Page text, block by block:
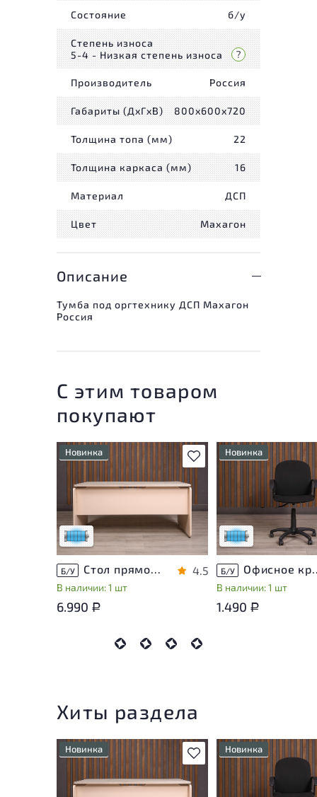
Состояние б/у
Степень износа
5-4 - Низкая степень износа
Производитель Россия
Габариты (ДxГxВ) 800x600x720
Толщина топа (мм) 22
Толщина каркаса (мм) 16
Материал ДСП
Цвет Махагон
Описание
Тумба под оргтехнику ДСП Махагон
Россия
С этим товаром
покупают
В избранное
Новинка
приближено к новому, могут
присутствовать
незначительные следы
эксплуатации
Низкая степень износа
Б/У Стол прямоугольный Accord ДСП Дуб Россия
В наличии: 1 шт
4.5
6.990 Р
Новинка
Состояние товара
приближено к
присутствовать
незначительные
эксплуатации
Низкая степень
Б/У Офисное
В наличии: 1 шт
1.490 Р
Хиты раздела
В избранное
Новинка
приближено к новому, могут
присутствовать
Новинка
Состояние товара
приближено к
присутствовать